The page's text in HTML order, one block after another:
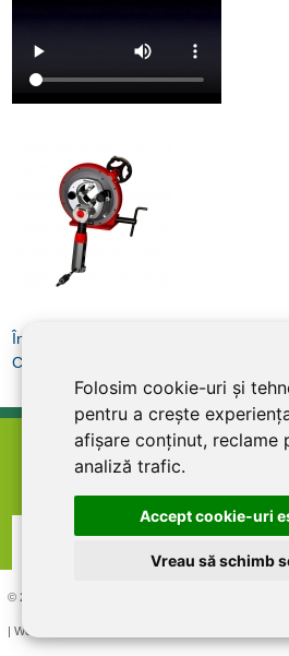
Folosim cookie-uri și
pentru a crește
afișare conținut, reclame
analiză trafic.
Accept cookie-uri
Vreau să schimb
Înapoi la Debitare inox
Cere Ofertă
termeni şi condiţii
© 2026 DIRECT LINE INOX IMPEX SRL,
| Website creat si optimizat de